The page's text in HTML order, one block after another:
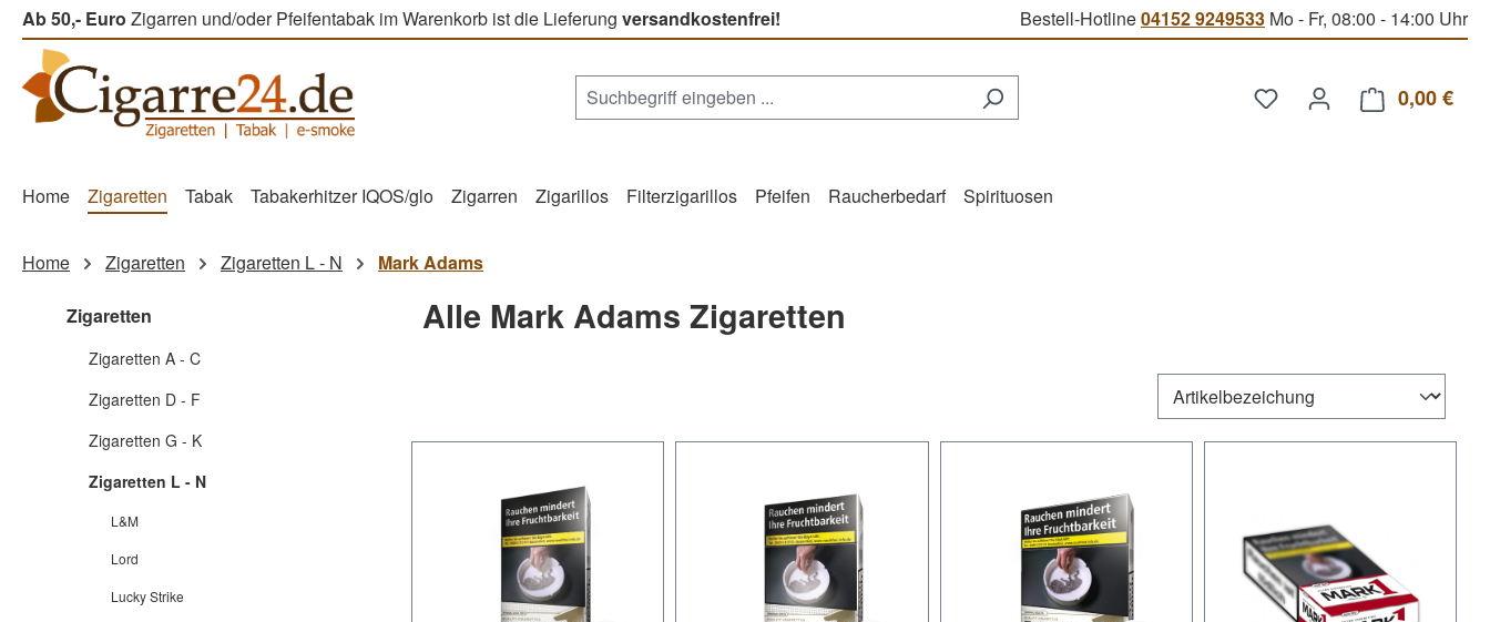
Hauptinhalt springen
Zur Suche springen
Zur Hauptnavigation springen
Ab 50,- Euro Zigarren und/oder Pfeifentabak im Warenkorb ist die Lieferung versandkostenfrei! Bestell-Hotline04152 9249533 Mo - Fr, 08:00 - 14:00 Uhr
Du hast 0 Produkte auf
0,00 €
Home Zigaretten Tabak Tabakerhitzer IQOS/glo Zigarren Zigarillos Filterzigarillos Pfeifen Raucherbedarf Spirituosen
Home Zigaretten Zigaretten L - N Mark Adams
Zigaretten
Zigaretten A - C
Zigaretten D - F
Zigaretten G - K
Zigaretten L - N
L&M
Lord
Lucky Strike
Alle Mark Adams Zigaretten